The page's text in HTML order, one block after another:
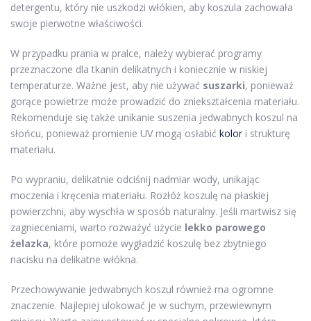
detergentu, który nie uszkodzi włókien, aby koszula zachowała
swoje pierwotne właściwości.
W przypadku prania w pralce, należy wybierać programy
przeznaczone dla tkanin delikatnych i koniecznie w niskiej
temperaturze. Ważne jest, aby nie używać suszarki, ponieważ
gorące powietrze może prowadzić do zniekształcenia materiału.
Rekomenduje się także unikanie suszenia jedwabnych koszul na
słońcu, ponieważ promienie UV mogą osłabić kolor i strukturę
materiału.
Po wypraniu, delikatnie odciśnij nadmiar wody, unikając
moczenia i kręcenia materiału. Rozłóż koszulę na płaskiej
powierzchni, aby wyschła w sposób naturalny. Jeśli martwisz się
zagnieceniami, warto rozważyć użycie lekko parowego
żelazka, które pomoże wygładzić koszulę bez zbytniego
nacisku na delikatne włókna.
Przechowywanie jedwabnych koszul również ma ogromne
znaczenie. Najlepiej ulokować je w suchym, przewiewnym